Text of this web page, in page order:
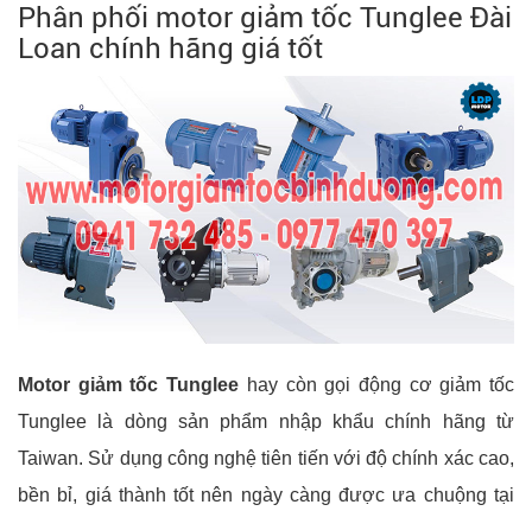
Phân phối motor giảm tốc Tunglee Đài
Loan chính hãng giá tốt
Motor giảm tốc Tunglee hay còn gọi động cơ giảm tốc
Tunglee là dòng sản phẩm nhập khẩu chính hãng từ
Taiwan. Sử dụng công nghệ tiên tiến với độ chính xác cao,
bền bỉ, giá thành tốt nên ngày càng được ưa chuộng tại